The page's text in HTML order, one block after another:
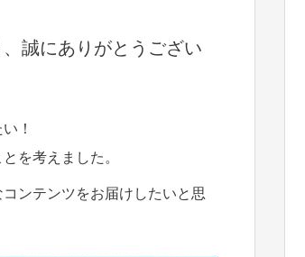
誠にありがとうござい
！
を考えました。
ンテンツをお届けしたいと思